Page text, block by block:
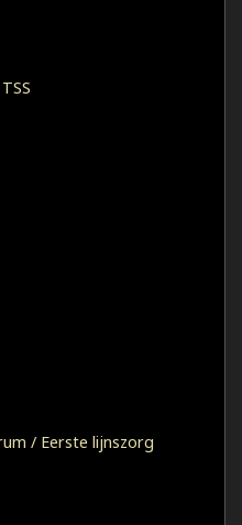
/ Eerste lijnszorg